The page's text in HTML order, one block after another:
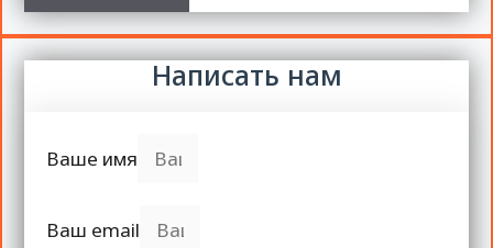
Написать нам
Ваше имя
Ваш email